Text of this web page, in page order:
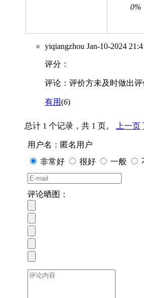
0%
yiqiangzhou Jan-10-2024
评分：
评论：评价方未及时做出评
有用(6)
总计 1 个记录，共 1 页。 上一页
用户名：匿名用户
非常好
很好 一般
评论晒图：